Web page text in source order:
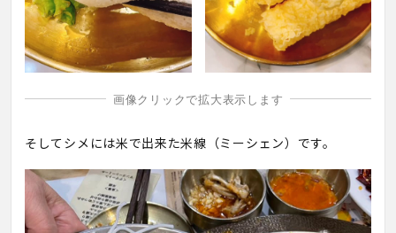
そしてシメには米で出来た米線（ミーシェン）です。